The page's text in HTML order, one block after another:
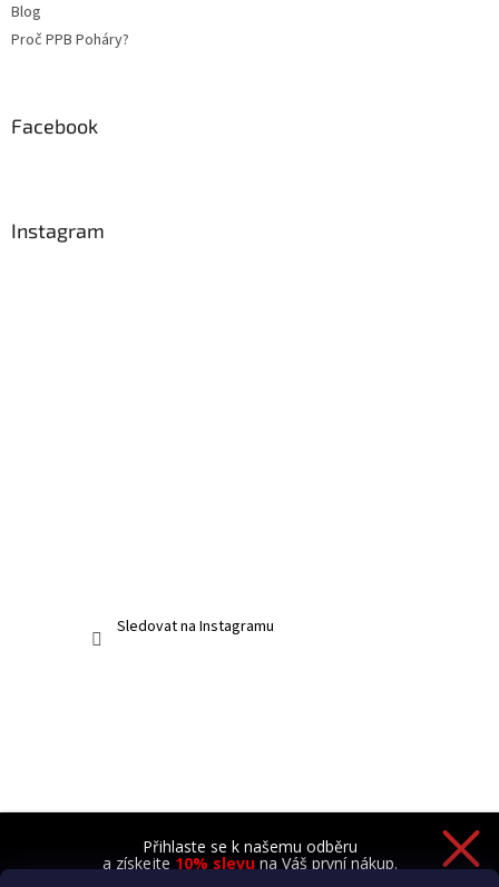
Blog
Proč PPB Poháry?
Facebook
Instagram
Sledovat na Instagramu
Přihlaste se k našemu odběru
a získejte 10% slevu na Váš první nákup.